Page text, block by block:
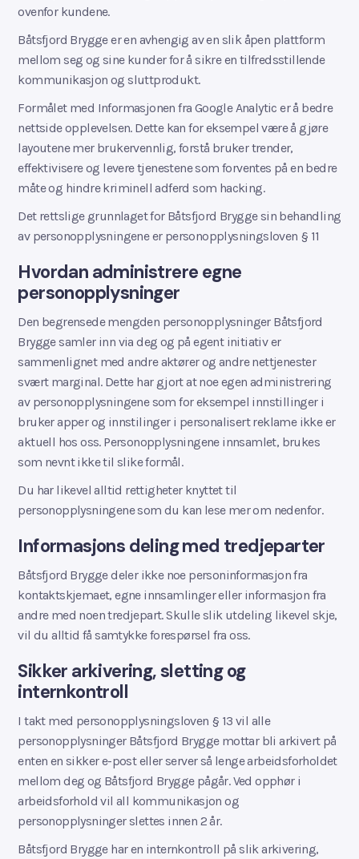
ovenfor kundene.
Båtsfjord Brygge er en avhengig av en slik åpen plattform
mellom seg og sine kunder for å sikre en tilfredsstillende
kommunikasjon og sluttprodukt.
Formålet med Informasjonen fra Google Analytic er å bedre
nettside opplevelsen. Dette kan for eksempel være å gjøre
layoutene mer brukervennlig, forstå bruker trender,
effektivisere og levere tjenestene som forventes på en bedre
måte og hindre kriminell adferd som hacking.
Det rettslige grunnlaget for Båtsfjord Brygge sin behandling
av personopplysningene er personopplysningsloven § 11
Hvordan administrere egne
personopplysninger
Den begrensede mengden personopplysninger Båtsfjord
Brygge samler inn via deg og på egent initiativ er
sammenlignet med andre aktører og andre nettjenester
svært marginal. Dette har gjort at noe egen administrering
av personopplysningene som for eksempel innstillinger i
bruker apper og innstilinger i personalisert reklame ikke er
aktuell hos oss. Personopplysningene innsamlet, brukes
som nevnt ikke til slike formål.
Du har likevel alltid rettigheter knyttet til
personopplysningene som du kan lese mer om nedenfor.
Informasjons deling med tredjeparter
Båtsfjord Brygge deler ikke noe personinformasjon fra
kontaktskjemaet, egne innsamlinger eller informasjon fra
andre med noen tredjepart. Skulle slik utdeling likevel skje,
vil du alltid få samtykke forespørsel fra oss.
Sikker arkivering, sletting og
internkontroll
I takt med personopplysningsloven § 13 vil alle
personopplysninger Båtsfjord Brygge mottar bli arkivert på
enten en sikker e-post eller server så lenge arbeidsforholdet
mellom deg og Båtsfjord Brygge pågår. Ved opphør i
arbeidsforhold vil all kommunikasjon og
personopplysninger slettes innen 2 år.
Båtsfjord Brygge har en internkontroll på slik arkivering,